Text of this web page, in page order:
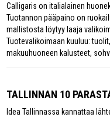
Calligaris on italialainen
Tuotannon pääpaino on
mallistosta löytyy laaja
Tuotevalikoimaan kuuluu:
makuuhuoneen kalusteet,
TALLINNAN 10
Idea Tallinnassa kannattaa